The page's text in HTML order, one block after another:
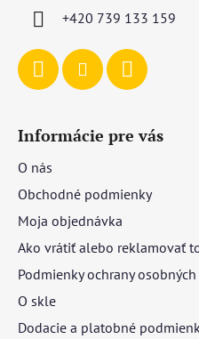
+420 739 133 159
Informácie pre vás
O nás
Obchodné podmienky
Moja objednávka
Ako vrátiť alebo reklamovať
Podmienky ochrany
O skle
Dodacie a platobné